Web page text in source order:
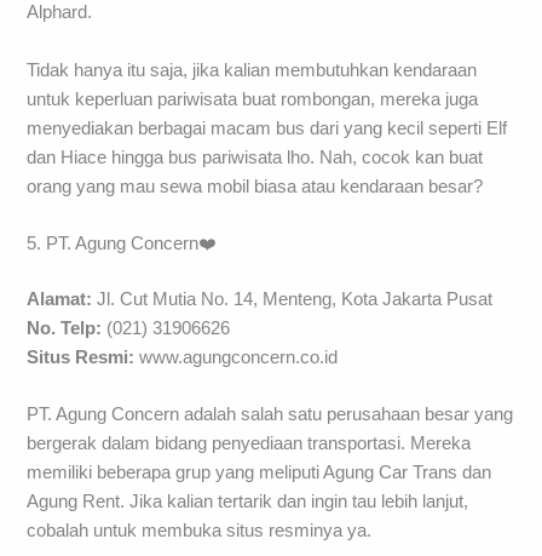
Alphard.
Tidak hanya itu saja, jika kalian membutuhkan kendaraan
untuk keperluan pariwisata buat rombongan, mereka juga
menyediakan berbagai macam bus dari yang kecil seperti Elf
dan Hiace hingga bus pariwisata lho. Nah, cocok kan buat
orang yang mau sewa mobil biasa atau kendaraan besar?
5. PT. Agung Concern❤️
Alamat:Jl. Cut Mutia No. 14, Menteng, Kota Jakarta Pusat
No. Telp: (021) 31906626
Situs Resmi:www.agungconcern.co.id
PT. Agung Concern adalah salah satu perusahaan besar yang
bergerak dalam bidang penyediaan transportasi. Mereka
memiliki beberapa grup yang meliputi Agung Car Trans dan
Agung Rent. Jika kalian tertarik dan ingin tau lebih lanjut,
cobalah untuk membuka situs resminya ya.